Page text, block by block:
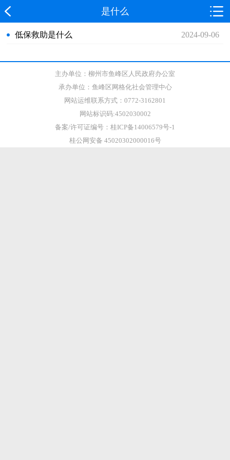
是什么
低保救助是什么 2024-09-06
主办单位：柳州市鱼峰区人民政府办公室
承办单位：鱼峰区网格化社会管理中心
网站运维联系方式：0772-3162801
网站标识码:4502030002
备案/许可证编号：桂ICP备14006579号-1
桂公网安备 45020302000016号